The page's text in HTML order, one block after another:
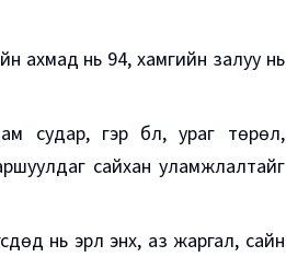
ахмад нь 94, хамгийн залуу нь
судар, гэр бүл, ураг төрөл,
сайхан уламжлалтайг
нь эрүүл энх, аз жаргал, сайн